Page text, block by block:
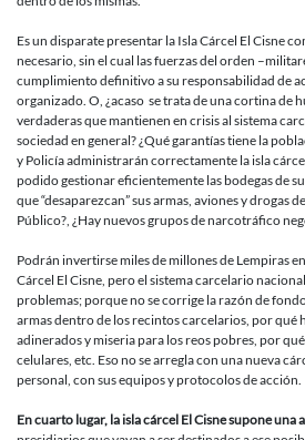
Es un disparate presentar la Isla Cárcel El Cisne
necesario, sin el cual las fuerzas del orden
cumplimiento definitivo a su responsabilidad de
organizado. O, ¿acaso se trata de una cortina de
verdaderas que mantienen en crisis al sistema
sociedad en general? ¿Qué garantías tiene la
y Policía administrarán correctamente la isla
podido gestionar eficientemente las bodegas de
que “desaparezcan” sus armas, aviones y drogas
Público?, ¿Hay nuevos grupos de narcotráfico
Podrán invertirse miles de millones de Lempiras
Cárcel El Cisne, pero el sistema carcelario
problemas; porque no se corrige la razón de
armas dentro de los recintos carcelarios, por qué
adinerados y miseria para los reos pobres, por
celulares, etc. Eso no se arregla con una nueva
personal, con sus equipos y protocolos de acción.
En cuarto lugar, la isla cárcel El Cisne supone una